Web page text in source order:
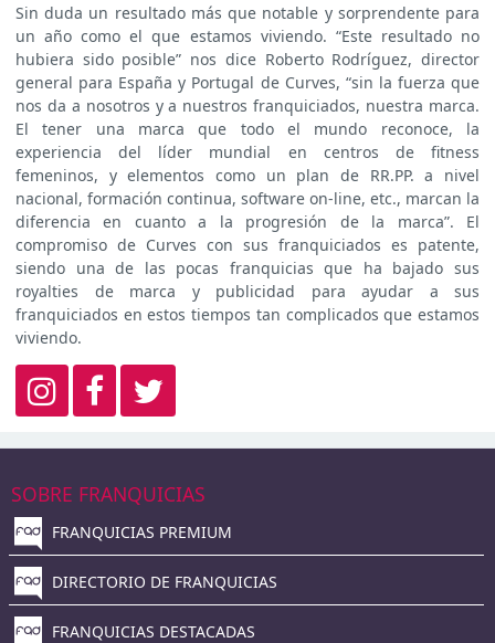
Sin duda un resultado más que notable y sorprendente para
un año como el que estamos viviendo. “Este resultado no
hubiera sido posible” nos dice Roberto Rodríguez, director
general para España y Portugal de Curves, “sin la fuerza que
nos da a nosotros y a nuestros franquiciados, nuestra marca.
El tener una marca que todo el mundo reconoce, la
experiencia del líder mundial en centros de fitness
femeninos, y elementos como un plan de RR.PP. a nivel
nacional, formación continua, software on-line, etc., marcan la
diferencia en cuanto a la progresión de la marca”. El
compromiso de Curves con sus franquiciados es patente,
siendo una de las pocas franquicias que ha bajado sus
royalties de marca y publicidad para ayudar a sus
franquiciados en estos tiempos tan complicados que estamos
viviendo.
SOBRE FRANQUICIAS
FRANQUICIAS PREMIUM
DIRECTORIO DE FRANQUICIAS
FRANQUICIAS DESTACADAS